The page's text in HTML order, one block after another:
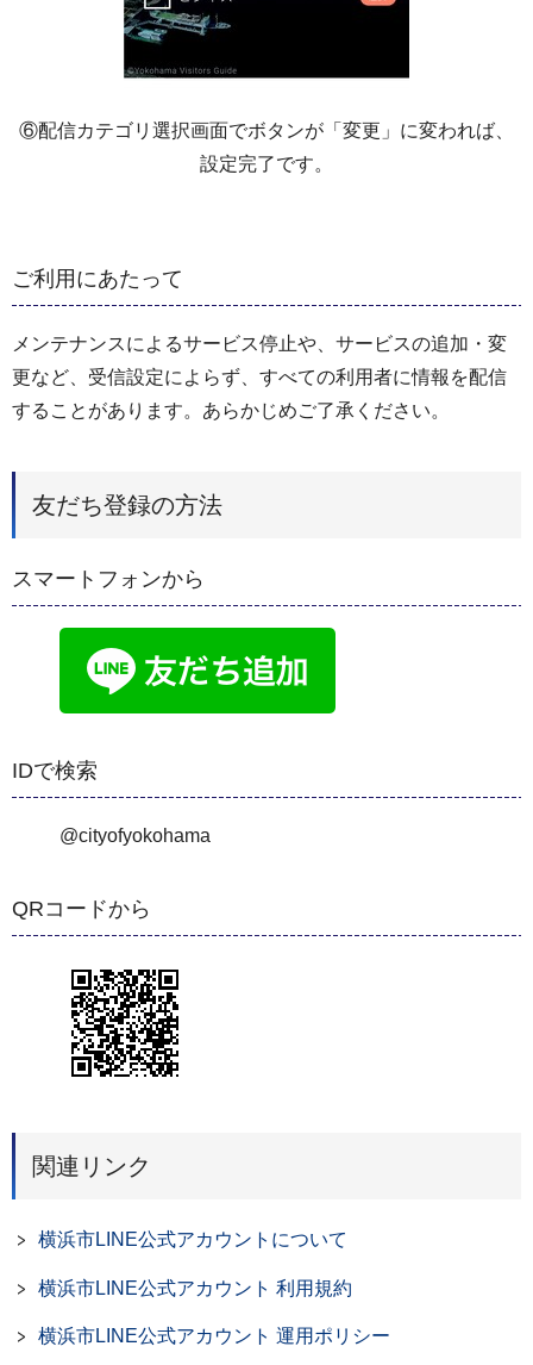
⑥配信カテゴリ選択画面でボタンが「変更」に変われば、
設定完了です。
ご利用にあたって
メンテナンスによるサービス停止や、サービスの追加・変
更など、受信設定によらず、すべての利用者に情報を配信
することがあります。あらかじめご了承ください。
友だち登録の方法
スマートフォンから
IDで検索
@cityofyokohama
QRコードから
関連リンク
横浜市LINE公式アカウントについて
横浜市LINE公式アカウント 利用規約
横浜市LINE公式アカウント 運用ポリシー